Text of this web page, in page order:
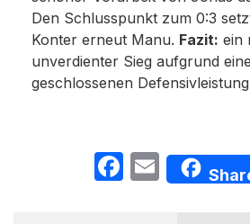
Den Schlusspunkt zum 0:3
Konter erneut Manu. Fazit: ein
unverdienter Sieg aufgrund
geschlossenen
Email